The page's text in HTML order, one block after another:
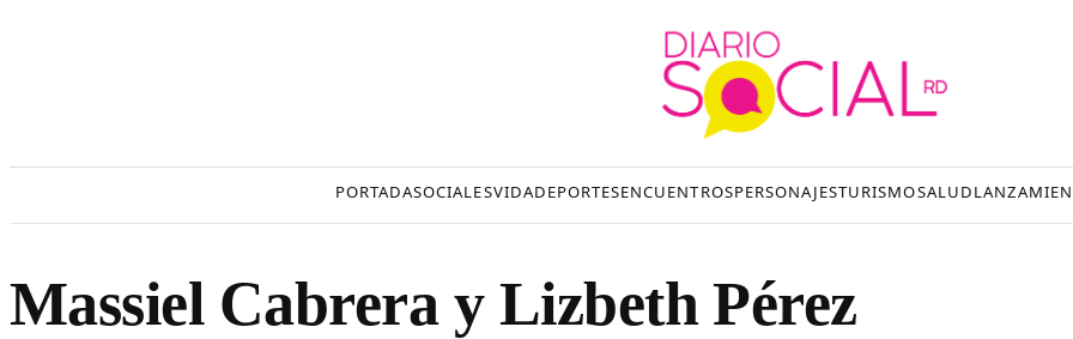
PORTADASOCIALESVIDADEPORTESENCUENTROSPERSONAJESTURISMOSALUD
Massiel Cabrera y Lizbeth Pérez